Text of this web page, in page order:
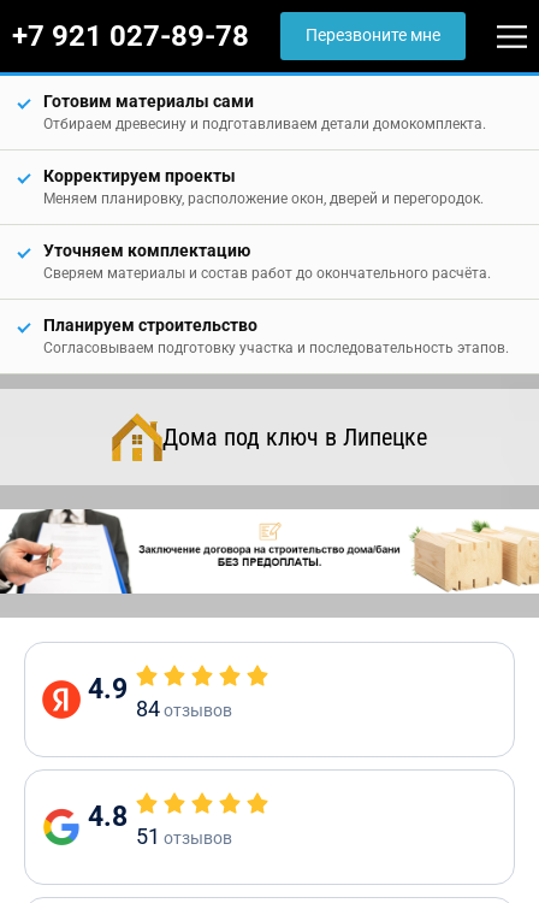
+7 921 027-89-78 Перезвоните мне
Готовим материалы сами
Отбираем древесину и подготавливаем детали домокомплекта.
Корректируем проекты
Меняем планировку, расположение окон, дверей и перегородок.
Уточняем комплектацию
Сверяем материалы и состав работ до окончательного расчёта.
Планируем строительство
Согласовываем подготовку участка и последовательность этапов.
Дома под ключ в Липецке
4.9
84отзывов
4.8
51 отзывов